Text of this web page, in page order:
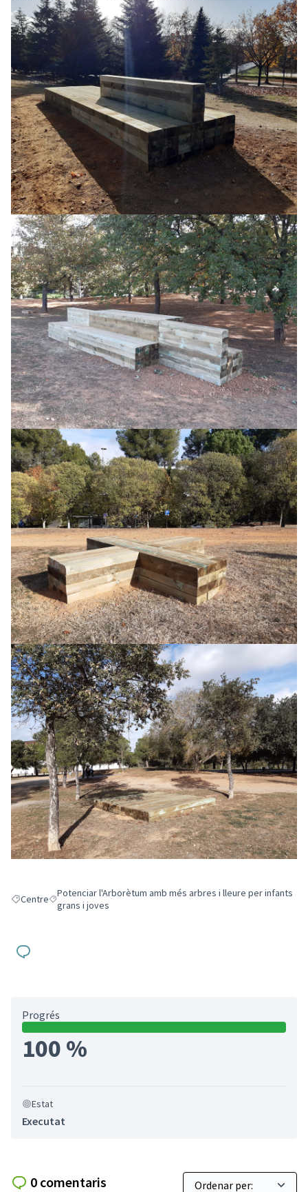
Resultats en filtrar per: Centre
CentreResultats en filtrar per: Potenciar l'Arborètum amb més
Potenciar l'Arborètum amb més arbres i lleure per infants
grans i joves
Progrés
100 %
Estat
Executat
0 comentaris